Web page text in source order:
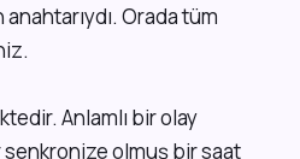
Orada tüm
Anlamlı bir olay
senkronize olmuş bir saat